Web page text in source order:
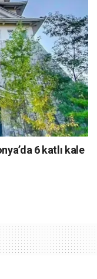
6 katlı kale